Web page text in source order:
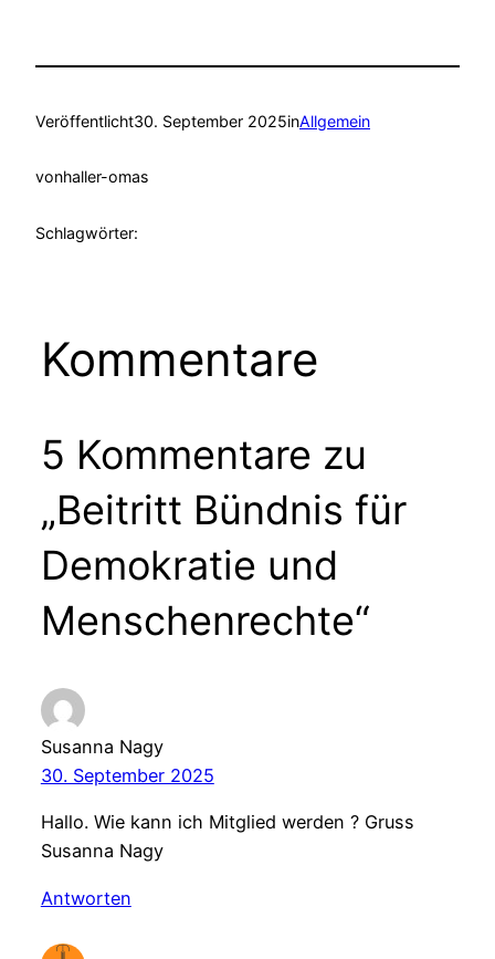
Veröffentlicht30. September 2025inAllgemein
vonhaller-omas
Schlagwörter:
Kommentare
5 Kommentare zu
„Beitritt Bündnis für
Demokratie und
Menschenrechte“
Susanna Nagy
30. September 2025
Hallo. Wie kann ich Mitglied werden ? Gruss
Susanna Nagy
Antworten